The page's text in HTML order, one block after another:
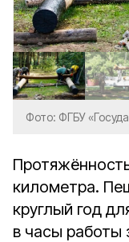
Фото: ФГБУ
километра.
круглый год
в часы работы